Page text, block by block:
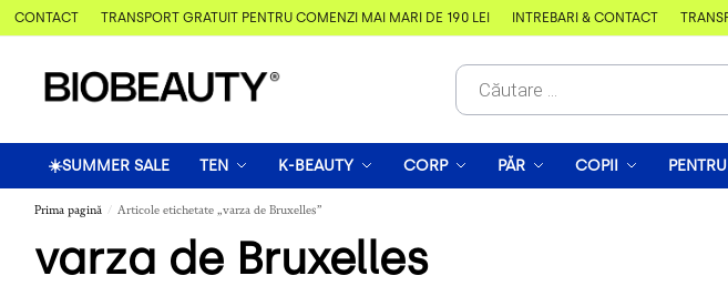
CONTACT TRANSPORT GRATUIT PENTRU COMENZI MAI MARI DE 190 LEI ÎNTREBĂRI & CONTACT
☀️SUMMER SALE TEN K-BEAUTY CORP PĂR COPII
Prima pagină / Articole etichetate „varza de Bruxelles”
varza de Bruxelles